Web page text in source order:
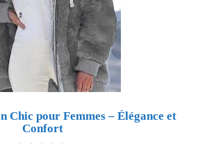
Chic pour Femmes – Élégance et
Confort